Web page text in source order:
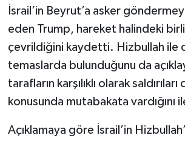
İsrail’in Beyrut’a asker
eden Trump, hareket halindeki
çevrildiğini kaydetti. Hizbullah ile
temaslarda bulunduğunu da
tarafların karşılıklı olarak
konusunda mutabakata vardığını
Açıklamaya göre İsrail’in